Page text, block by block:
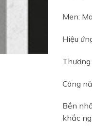
Men:
Hiệu
Thương
Công
Bền
khắc